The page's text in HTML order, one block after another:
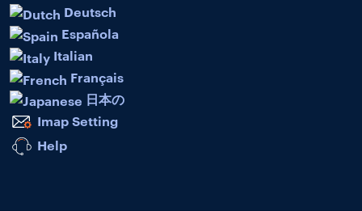
Deutsch
Española
Italian
Français
日本の
Imap Setting
Help